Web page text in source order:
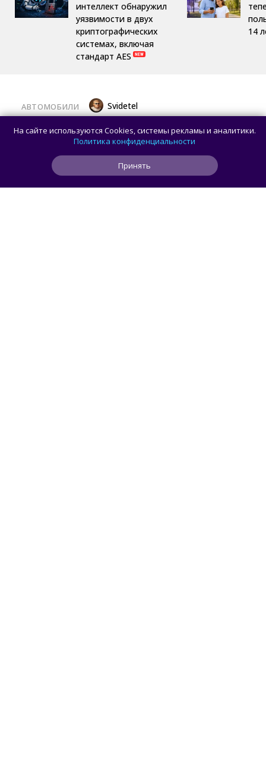
интеллект обнаружил
уязвимости в двух
криптографических
системах, включая
стандарт AES
14
АВТОМОБИЛИ Svidetel
В России стартовали продажи
гибридного TANK 400 «Техно
Премиум» — цены и комплектации
На сайте используются Cookies, системы рекламы и аналитики.
Политика конфиденциальности
Принять